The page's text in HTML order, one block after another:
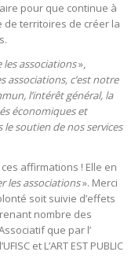
pour que continue à
de territoires de créer la
associations»,
associations, c’est notre
l’intérêt général, la
économiques et
le soutien de nos services
affirmations ! Elle en
les associations». Merci
soit suivie d’effets
nombre des
que par l’
et L’ART EST PUBLIC